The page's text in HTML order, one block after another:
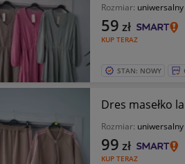
Rozmiar: uniwersalny
KUP TERAZ
59 zł
STAN: NOWY
Dres masełko
Rozmiar: uniwersalny
KUP TERAZ
99 zł